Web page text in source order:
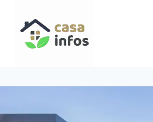
contenu